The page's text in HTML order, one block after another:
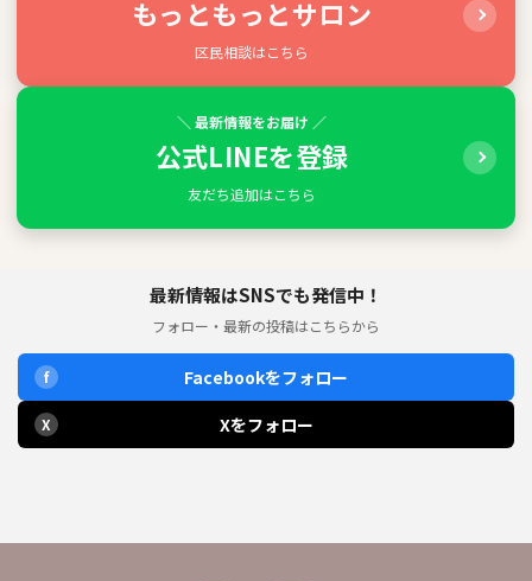
もっともっとサロン
区民相談はこちら
＼ 最新情報をお届け ／
公式LINEを登録
友だち追加はこちら
最新情報はSNSでも発信中！
フォロー・最新の投稿はこちらから
f Facebookをフォロー
X Xをフォロー